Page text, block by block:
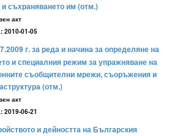
съхраняването им (отм.)
акт
2010-01-05
г. за реда и начина за определяне на
и специалния режим за упражняване на
съобщителни мрежи, съоръжения и
(отм.)
акт
2019-06-21
и дейността на Българския